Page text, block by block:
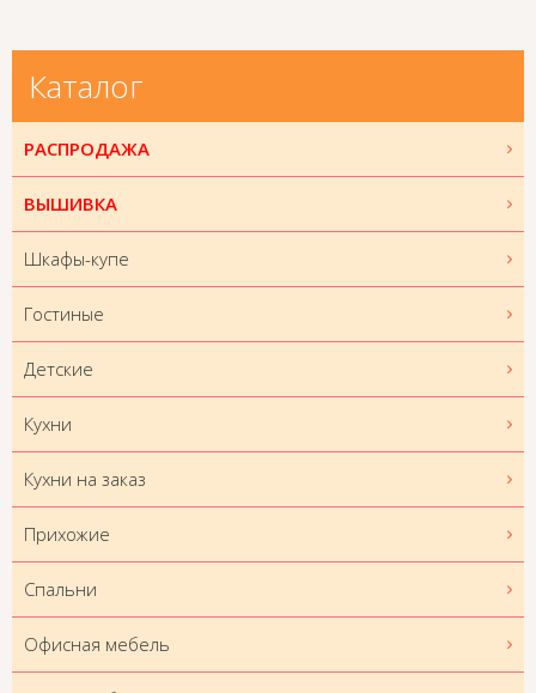
Каталог
РАСПРОДАЖА
ВЫШИВКА
Шкафы-купе
Гостиные
Детские
Кухни
Кухни на заказ
Прихожие
Спальни
Офисная мебель